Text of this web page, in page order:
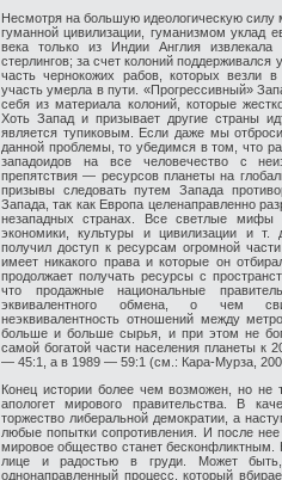
Несмотря на большую идеологическую
гуманной цивилизации, гуманизмом уклад
века только из Индии Англия
стерлингов; за счет колоний
часть чернокожих рабов, которых везли
участь умерла в пути. «Прогрессивный»
себя из материала колоний, которые
Хоть Запад и призывает другие страны
является тупиковым. Если даже мы
данной проблемы, то убедимся в том, что
западоидов на все человечество с
препятствия — ресурсов планеты на
призывы следовать путем Запада
Запада, так как Европа целенаправленно
незападных странах. Все светлые мифы
экономики, культуры и цивилизации и
получил доступ к ресурсам огромной
имеет никакого права и которые он
продолжает получать ресурсы с
что продажные национальные
эквивалентного обмена, о чем
неэквивалентность отношений между
больше и больше сырья, и при этом не
самой богатой части населения планеты к
— 45:1, а в 1989 — 59:1 (см.: Кара-Мурза,
Конец истории более чем возможен, но не
апологет мирового правительства. В
торжество либеральной демократии, а
любые попытки сопротивления. И после нее
мировое общество станет бесконфликтным.
лице и радостью в груди. Может
однонаправленный процесс, который